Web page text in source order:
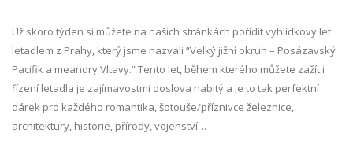
Už skoro týden si můžete na našich stránkách pořídit vyhlídkový let
letadlem z Prahy, který jsme nazvali “Velký jižní okruh – Posázavský
Pacifik a meandry Vltavy.” Tento let, během kterého můžete zažít i
řízení letadla je zajímavostmi doslova nabitý a je to tak perfektní
dárek pro každého romantika, šotouše/příznivce železnice,
architektury, historie, přírody, vojenství…